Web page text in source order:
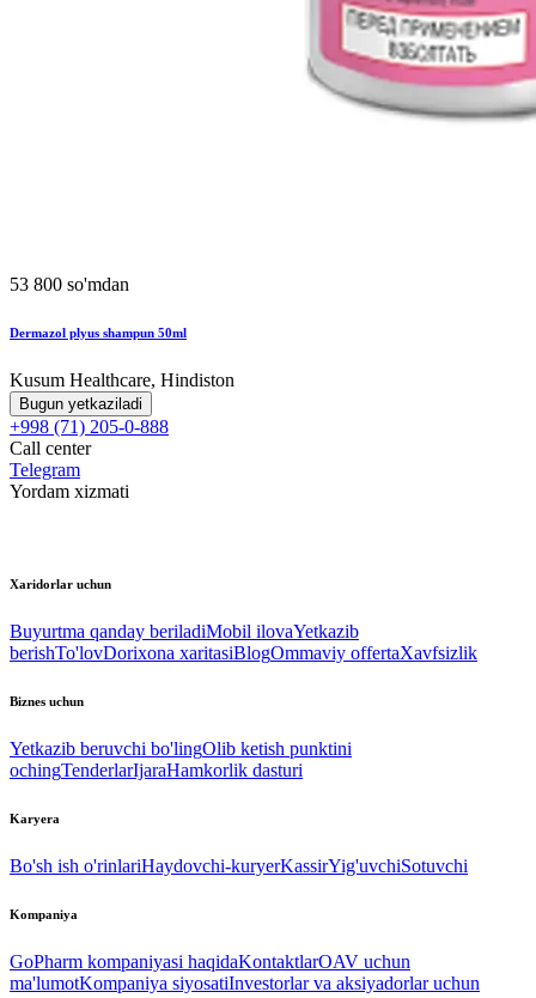
53 800 so'mdan
Dermazol plyus shampun 50ml
Kusum Healthcare, Hindiston
Bugun yetkaziladi
+998 (71) 205-0-888
Call center
Telegram
Yordam xizmati
Xaridorlar uchun
Buyurtma qanday beriladiMobil ilovaYetkazib
berishTo'lovDorixona xaritasiBlogOmmaviy offertaXavfsizlik
Biznes uchun
Yetkazib beruvchi bo'lingOlib ketish punktini
ochingTenderlarIjaraHamkorlik dasturi
Karyera
Bo'sh ish o'rinlariHaydovchi-kuryerKassirYig'uvchiSotuvchi
Kompaniya
GoPharm kompaniyasi haqidaKontaktlarOAV uchun
ma'lumotKompaniya siyosatiInvestorlar va aksiyadorlar uchun